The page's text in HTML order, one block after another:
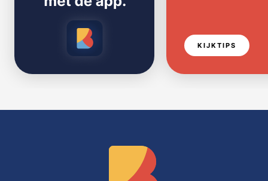
KIJKTIPS